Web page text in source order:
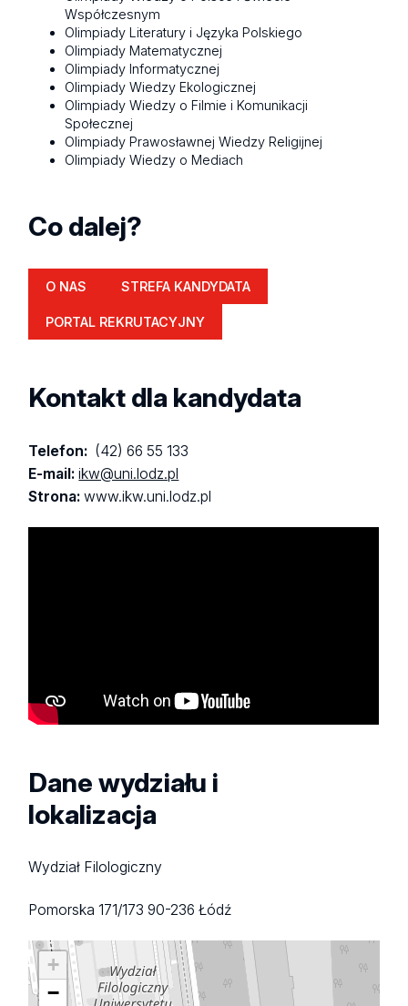
Współczesnym
Olimpiady Literatury i Języka Polskiego
Olimpiady Matematycznej
Olimpiady Informatycznej
Olimpiady Wiedzy Ekologicznej
Olimpiady Wiedzy o Filmie i Komunikacji
Społecznej
Olimpiady Prawosławnej Wiedzy Religijnej
Olimpiady Wiedzy o Mediach
Co dalej?
O NAS STREFA KANDYDATA
PORTAL REKRUTACYJNY
Kontakt dla kandydata
Telefon: (42) 66 55 133
E-mail: ikw@uni.lodz.pl
Strona:www.ikw.uni.lodz.pl
Dane wydziału i
lokalizacja
Wydział Filologiczny
Pomorska 171/17390-236 Łódź
+
−